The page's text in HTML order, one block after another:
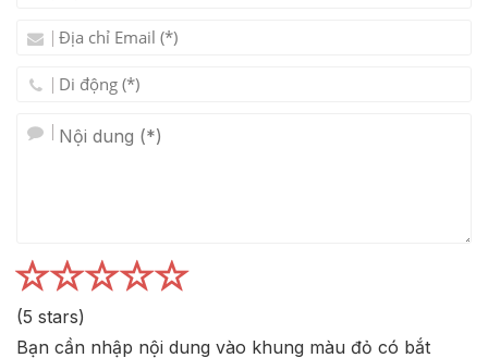
(5 stars)
Bạn cần nhập nội dung vào khung màu đỏ có bắt